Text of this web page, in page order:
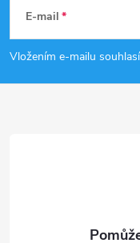
p
E-mail
Vložením e-mailu